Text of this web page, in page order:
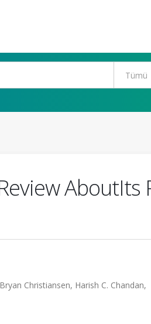
AboutIts
Christiansen, Harish C. Chandan,